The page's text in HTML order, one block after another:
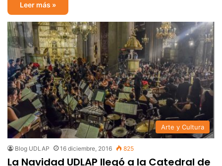
Leer más »
Arte y Cultura
Blog UDLAP 16 diciembre, 2016 825
La Navidad UDLAP llegó a la Catedral de